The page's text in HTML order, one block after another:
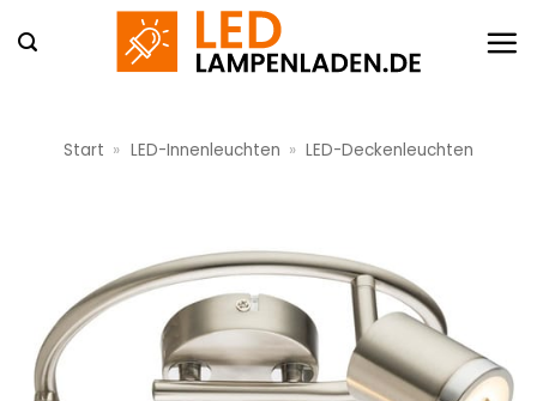
Inhalt
Start » LED-Innenleuchten » LED-Deckenleuchten